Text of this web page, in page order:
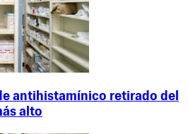
antihistamínico retirado del
alto